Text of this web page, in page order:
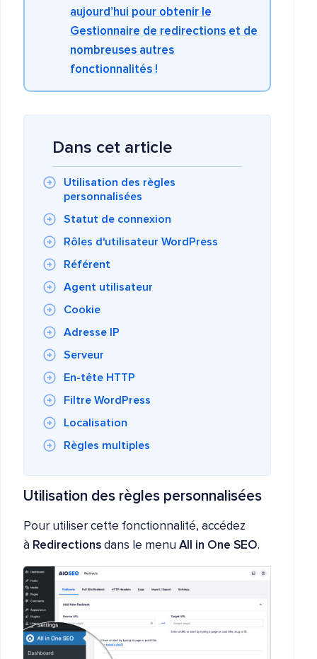
aujourd’hui pour obtenir le
Gestionnaire de redirections et de
nombreuses autres
fonctionnalités !
Dans cet article
Utilisation des règles
personnalisées
Statut de connexion
Rôles d'utilisateur WordPress
Référent
Agent utilisateur
Cookie
Adresse IP
Serveur
En-tête HTTP
Filtre WordPress
Localisation
Règles multiples
Utilisation des règles personnalisées
Pour utiliser cette fonctionnalité, accédez
à Redirections dans le menu All in One SEO.